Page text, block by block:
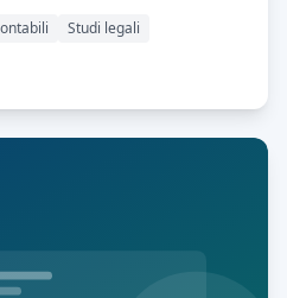
aggiornamento dei moduli
nuova potente
Si tratta di moduli che
e compilare. Novità
Studi legali